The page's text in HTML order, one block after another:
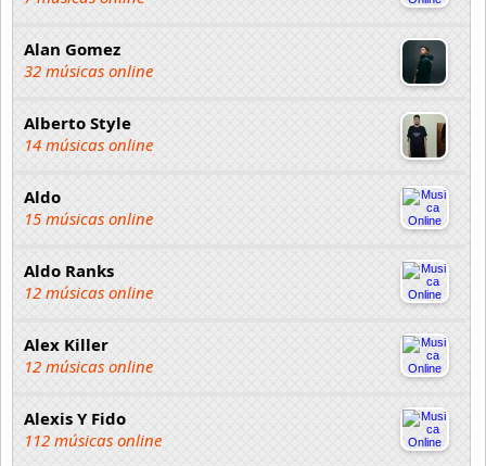
Alan Gomez
32 músicas online
Alberto Style
14 músicas online
Aldo
15 músicas online
Aldo Ranks
12 músicas online
Alex Killer
12 músicas online
Alexis Y Fido
112 músicas online